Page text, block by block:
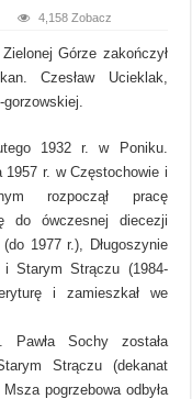
4,158 Zobacz
Górze zakończył
Czesław Ucieklak,
1932 r. w Poniku.
1957 r. w Częstochowie i
rozpoczął pracę
do ówczesnej diecezji
1977 r.), Długoszynie
i Starym Strączu (1984-
i zamieszkał we
Sochy została
Strączu (dekanat
pogrzebowa odbyła